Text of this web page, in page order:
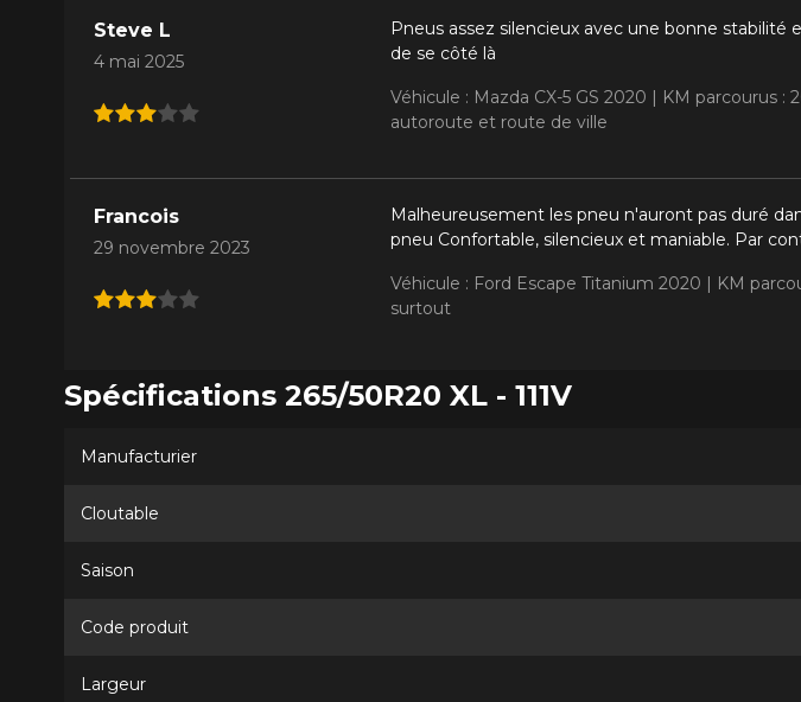
Steve L
4 mai 2025
Pneus assez silencieux avec une bonne
de se côté là
Véhicule : Mazda CX-5 GS 2020 | KM parcourus :
autoroute et route de ville
Francois
29 novembre 2023
Malheureusement les pneu n'auront pas duré
pneu Confortable, silencieux et maniable. Par
Véhicule : Ford Escape Titanium 2020 | KM
surtout
Spécifications 265/50R20 XL - 111V
Manufacturier
Cloutable
Saison
Code produit
Largeur